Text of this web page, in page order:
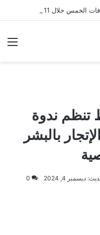
تنظم ندوة
بالبشر
ديسمبر 4, 2024 0